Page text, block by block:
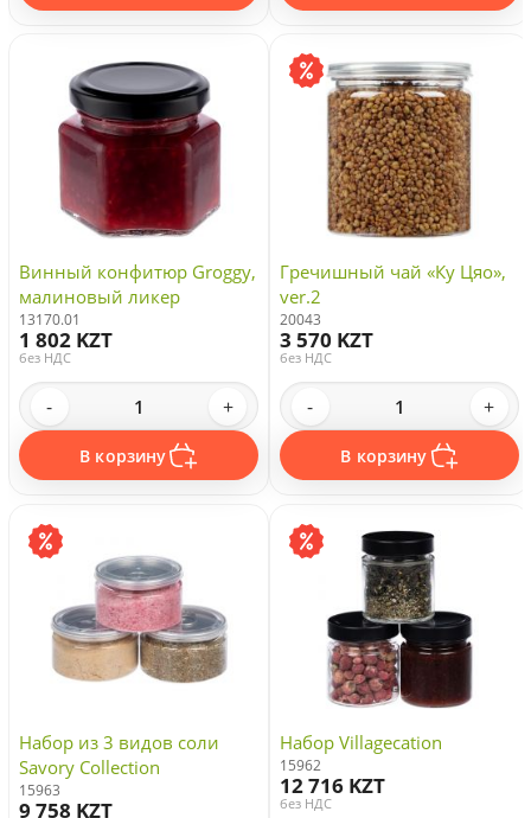
Винный конфитюр Groggy,
малиновый ликер
13170.01
1 802 KZT
без НДС
- +
В корзину
Гречишный чай «Ку Цяо»,
ver.2
20043
3 570 KZT
без НДС
- +
В корзину
Набор из 3 видов соли
Savory Collection
15963
9 758 KZT
Набор Villagecation
15962
12 716 KZT
без НДС